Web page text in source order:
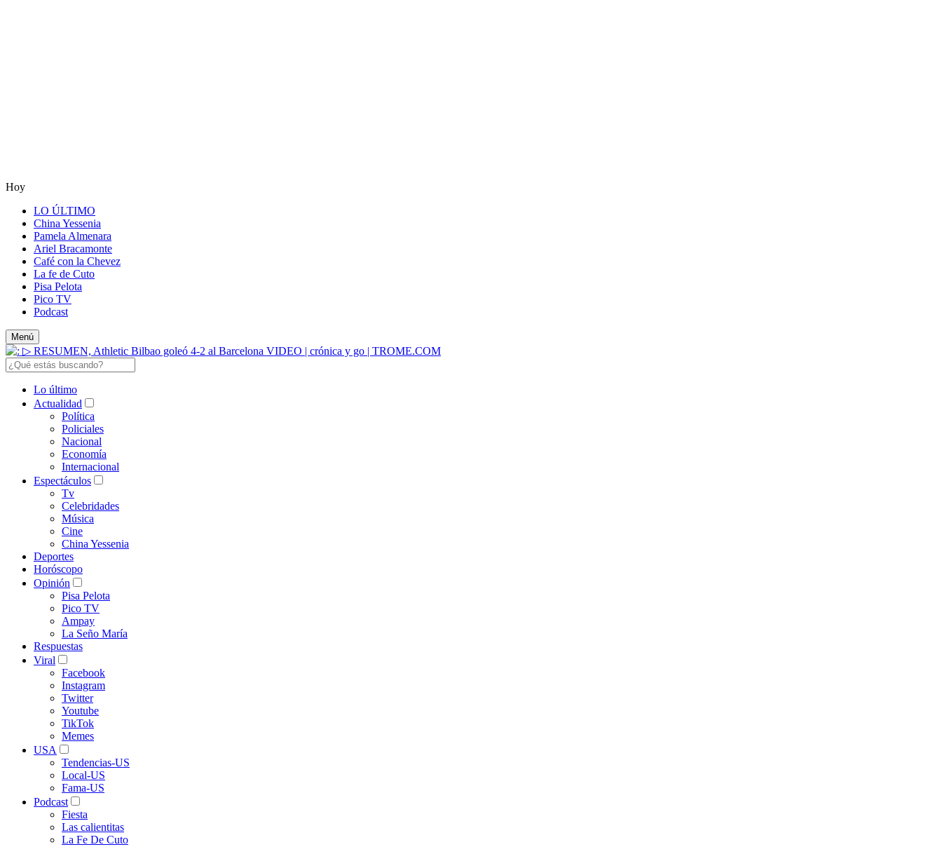
Hoy
LO ÚLTIMO
China Yessenia
Pamela Almenara
Ariel Bracamonte
Café con la Chevez
La fe de Cuto
Pisa Pelota
Pico TV
Podcast
Menú
Lo último
Actualidad
Política
Policiales
Nacional
Economía
Internacional
Espectáculos
Tv
Celebridades
Música
Cine
China Yessenia
Deportes
Horóscopo
Opinión
Pisa Pelota
Pico TV
Ampay
La Seño María
Respuestas
Viral
Facebook
Instagram
Twitter
Youtube
TikTok
Memes
USA
Tendencias-US
Local-US
Fama-US
Podcast
Fiesta
Las calientitas
La Fe De Cuto